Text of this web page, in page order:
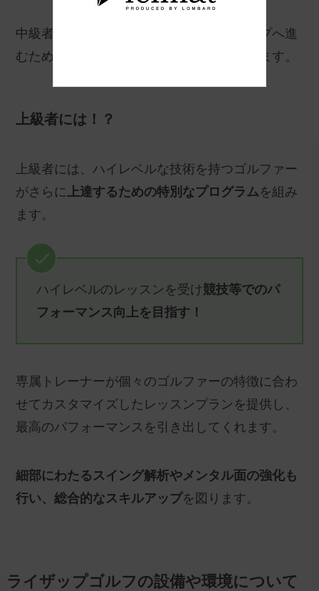
中級者が抱える課題を解決し、次のステップへ進
むための具体的なアプローチを示してくれます。
上級者には！？
上級者には、ハイレベルな技術を持つゴルファー
がさらに
上達するための特別なプログラムを組み
ます。
ハイレベルのレッスンを受け競技等でのパ
フォーマンス向上を目指す！
専属トレーナーが個々のゴルファーの特徴に合わ
せてカスタマイズしたレッスンプランを提供し、
最高のパフォーマンスを引き出してくれます。
細部にわたるスイング解析やメンタル面の強化も
行い、総合的なスキルアップを図ります。
ライザップゴルフの設備や環境について